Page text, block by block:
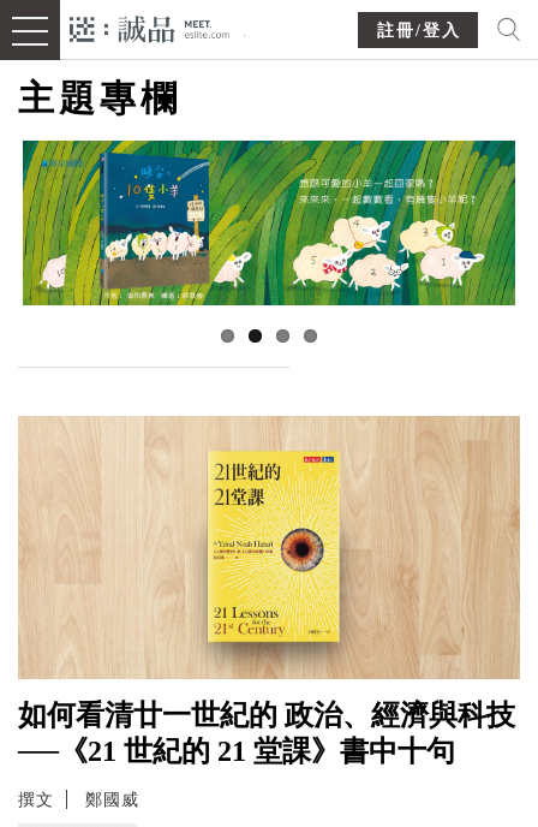
註冊/登入
主題專欄
如何看清廿一世紀的 政治、經濟與科技
──《21 世紀的 21 堂課》書中十句
撰文 鄭國威